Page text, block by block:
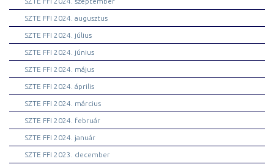
SZTE FFI 2024. augusztus
SZTE FFI 2024. július
SZTE FFI 2024. június
SZTE FFI 2024. május
SZTE FFI 2024. április
SZTE FFI 2024. március
SZTE FFI 2024. február
SZTE FFI 2024. január
SZTE FFI 2023. december